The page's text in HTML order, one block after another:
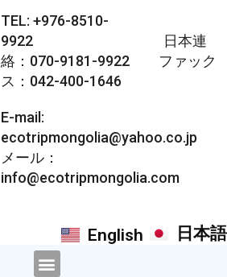
TEL: +976-8510-
9922 日本連
絡：070-9181-9922 ファック
ス：042-400-1646
E-mail:
ecotripmongolia@yahoo.co.jp
メール：
info@ecotripmongolia.com
English 日本語